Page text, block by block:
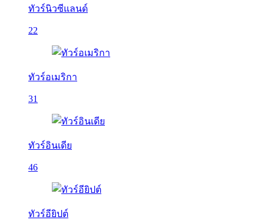
ทัวร์นิวซีแลนด์
22
ทัวร์อเมริกา
31
ทัวร์อินเดีย
46
ทัวร์อียิปต์